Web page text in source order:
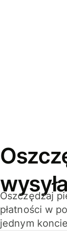
Oszczędzaj
płatności w
jednym